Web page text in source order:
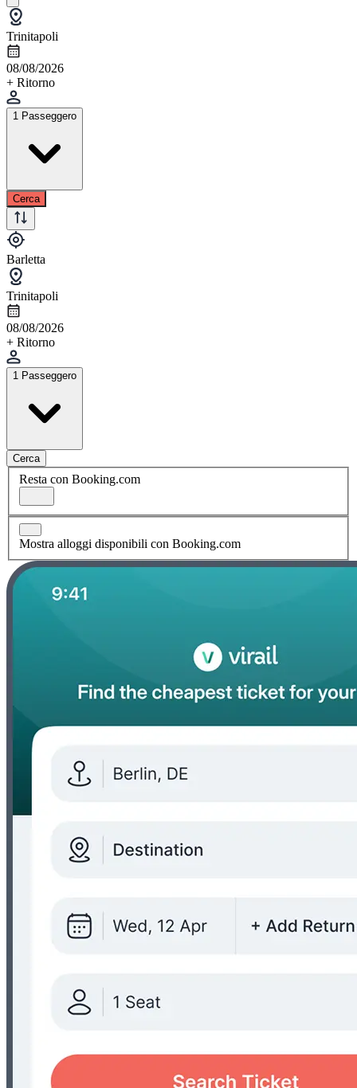
Trinitapoli
08/08/2026
+ Ritorno
1 Passeggero
Cerca
Barletta
Trinitapoli
08/08/2026
+ Ritorno
1 Passeggero
Cerca
Resta con Booking.com
Mostra alloggi disponibili con Booking.com